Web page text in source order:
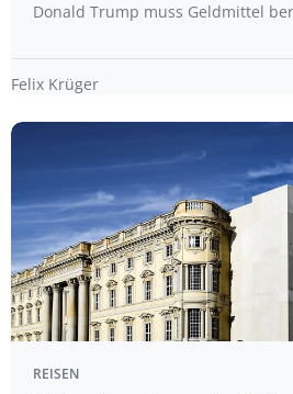
Donald Trump muss Geldmittel
Felix Krüger
REISEN